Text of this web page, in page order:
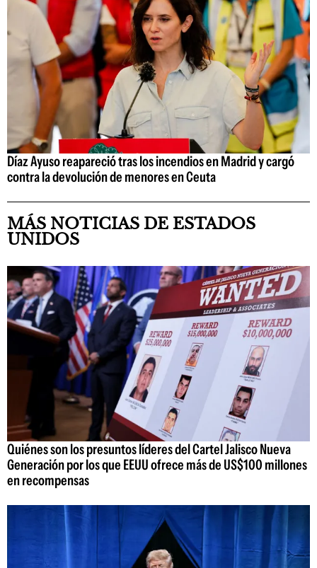
Díaz Ayuso reapareció tras los incendios en Madrid y cargó
contra la devolución de menores en Ceuta
MÁS NOTICIAS DE ESTADOS
UNIDOS
Quiénes son los presuntos líderes del Cartel Jalisco Nueva
Generación por los que EEUU ofrece más de US$100 millones
en recompensas